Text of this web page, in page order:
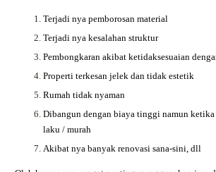
Terjadi nya pemborosan material
Terjadi nya kesalahan struktur
Pembongkaran akibat ketidaksesuaian
Properti terkesan jelek dan tidak estetik
Rumah tidak nyaman
Dibangun dengan biaya tinggi namun
laku / murah
Akibat nya banyak renovasi sana-sini, dll